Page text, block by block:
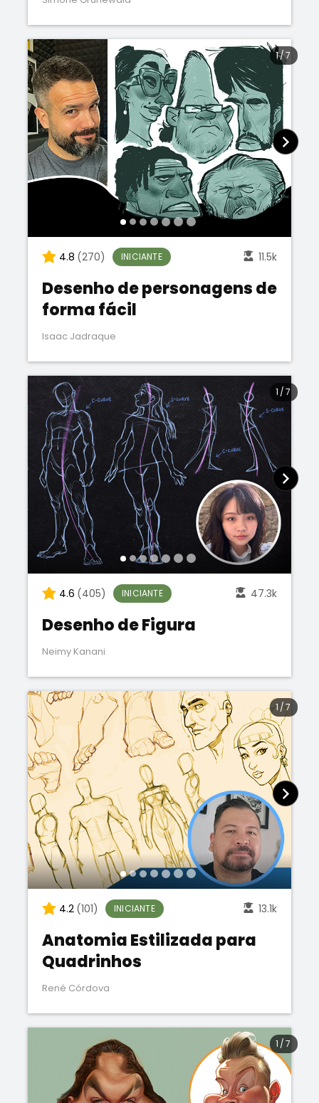
4.8 (270) INICIANTE 11.5k
Desenho de personagens de
forma fácil
Isaac Jadraque
1/7
4.6 (405) INICIANTE 47.3k
Desenho de Figura
Neimy Kanani
1 /7
4.2 (101) INICIANTE 13.1k
Anatomia Estilizada para
Quadrinhos
René Córdova
1/7
1 /7